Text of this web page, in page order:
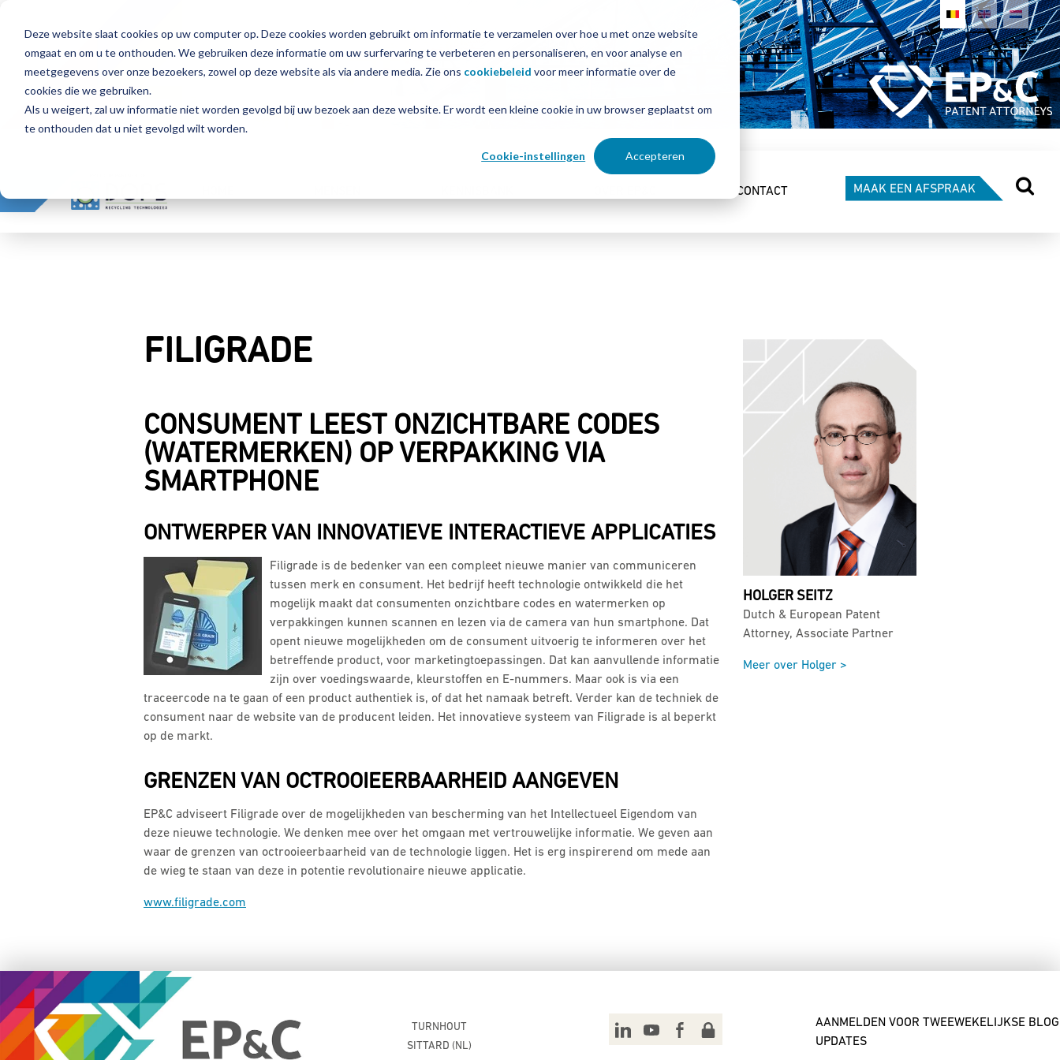
Deze website slaat cookies op uw computer op. Deze cookies worden gebruikt om informatie te verzamelen over hoe u met onze website
omgaat en om u te onthouden. We gebruiken deze informatie om uw surfervaring te verbeteren en personaliseren, en voor analyse en
meetgegevens over onze bezoekers, zowel op deze website als via andere media. Zie ons cookiebeleid voor meer informatie over de
cookies die we gebruiken.
Als u weigert, zal uw informatie niet worden gevolgd bij uw bezoek aan deze website. Er wordt een kleine cookie in uw browser geplaatst om
te onthouden dat u niet gevolgd wilt worden.
Cookie-instellingen Accepteren
CONTACT MAAK EEN AFSPRAAK
FILIGRADE
CONSUMENT LEEST ONZICHTBARE CODES
(WATERMERKEN) OP VERPAKKING VIA
SMARTPHONE
ONTWERPER VAN INNOVATIEVE INTERACTIEVE APPLICATIES
Filigrade is de bedenker van een compleet nieuwe manier van communiceren
tussen merk en consument. Het bedrijf heeft technologie ontwikkeld die het
mogelijk maakt dat consumenten onzichtbare codes en watermerken op
verpakkingen kunnen scannen en lezen via de camera van hun smartphone. Dat
opent nieuwe mogelijkheden om de consument uitvoerig te informeren over het
betreffende product, voor marketingtoepassingen. Dat kan aanvullende informatie
zijn over voedingswaarde, kleurstoffen en E-nummers. Maar ook is via een
traceercode na te gaan of een product authentiek is, of dat het namaak betreft. Verder kan de techniek de
consument naar de website van de producent leiden. Het innovatieve systeem van Filigrade is al beperkt
op de markt.
GRENZEN VAN OCTROOIEERBAARHEID AANGEVEN
EP&C adviseert Filigrade over de mogelijkheden van bescherming van het Intellectueel Eigendom van
deze nieuwe technologie. We denken mee over het omgaan met vertrouwelijke informatie. We geven aan
waar de grenzen van octrooieerbaarheid van de technologie liggen. Het is erg inspirerend om mede aan
de wieg te staan van deze in potentie revolutionaire nieuwe applicatie.
www.filigrade.com
HOLGER SEITZ
Dutch & European Patent
Attorney, Associate Partner
Meer over Holger >
TURNHOUT
SITTARD (NL)
AANMELDEN VOOR TWEEWEKELIJKSE BLOG
UPDATES